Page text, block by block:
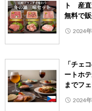
ト 産直
無料で
2024
「チェ
ートホ
までフ
2024